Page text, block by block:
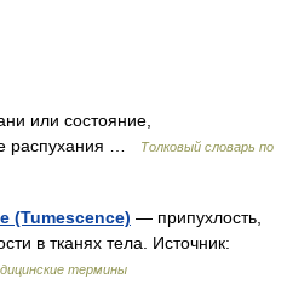
или состояние,
распухания …
Толковый словарь по
(Tumescence) — припухлость,
в тканях тела. Источник:
термины